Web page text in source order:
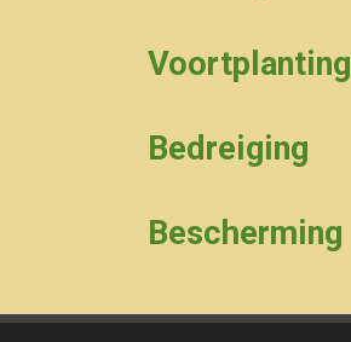
Voortplanting
Bedreiging
Bescherming